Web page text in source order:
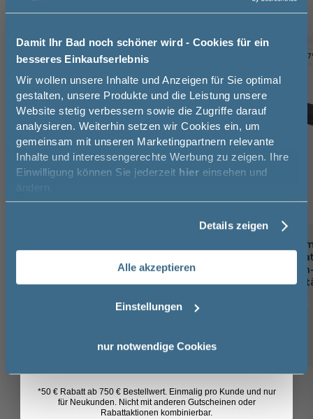
Damit Ihr Bad noch schöner wird - Cookies für ein
besseres Einkaufserlebnis
Wir wollen unsere Inhalte und Anzeigen für Sie optimal
gestalten, unsere Produkte und die Leistung unsere
Website stetig verbessern sowie die Zugriffe darauf
analysieren. Weiterhin setzen wir Cookies ein, um
gemeinsam mit unseren Marketingpartnern relevante
Inhalte und interessengerechte Werbung zu zeigen. Ihre
Einwilligung können Sie jederzeit hier einsehen und
ändern.
Details zeigen
Alle akzeptieren
Einstellungen
nur notwendige Cookies
TOPSELLER -10%
inkl. Zugstangen-Ablaufgarnitur
89,99 €
-
badshop.de
matt, Push-
mit
Kunden kauften auch 8
Jetzt 50 € sparen!
Melde Sie sich hier zu unserem
Newsletter an und sparen Sie
50€* auf Ihre Bestellung!
Vorname
Email
Anmelden
*50 € Rabatt ab 750 € Bestellwert. Einmalig pro Kunde und nur
für Neukunden. Nicht mit anderen Gutscheinen oder
Rabattaktionen kombinierbar.